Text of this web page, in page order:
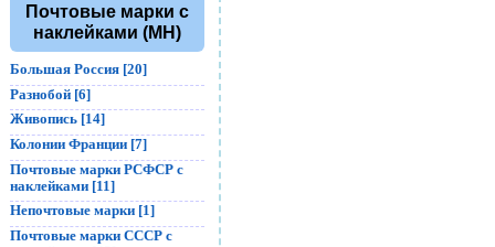
Почтовые марки с
наклейками (MH)
Большая Россия [20]
Разнобой [6]
Живопись [14]
Колонии Франции [7]
Почтовые марки РСФСР с
наклейками [11]
Непочтовые марки [1]
Почтовые марки СССР с